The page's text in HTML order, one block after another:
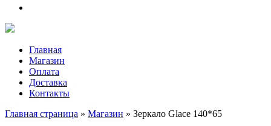
Главная
Магазин
Оплата
Доставка
Контакты
Главная страница » Магазин » Зеркало Glace 140*65